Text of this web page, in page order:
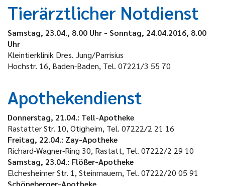
Tierärztlicher Notdienst
Samstag, 23.04., 8.00 Uhr - Sonntag, 24.04.2016, 8.00
Uhr
Kleintierklinik Dres. Jung/Parrisius
Hochstr. 16, Baden-Baden, Tel. 07221/3 55 70
Apothekendienst
Donnerstag, 21.04.: Tell-Apotheke
Rastatter Str. 10, Ötigheim, Tel. 07222/2 21 16
Freitag, 22.04.: Zay-Apotheke
Richard-Wagner-Ring 30, Rastatt, Tel. 07222/2 29 10
Samstag, 23.04.: Flößer-Apotheke
Elchesheimer Str. 1, Steinmauern, Tel. 07222/20 05 91
Schöneberger-Apotheke